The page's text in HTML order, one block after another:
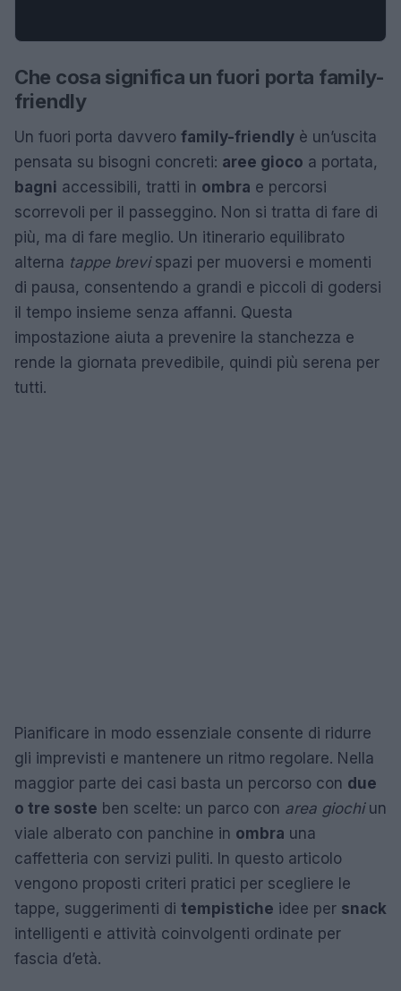
Che cosa significa un fuori porta family-
friendly
Un fuori porta davvero family-friendly è un’uscita
pensata su bisogni concreti: aree gioco a portata,
bagni accessibili, tratti in ombra e percorsi
scorrevoli per il passeggino. Non si tratta di fare di
più, ma di fare meglio. Un itinerario equilibrato
alterna tappe brevispazi per muoversi e momenti
di pausa, consentendo a grandi e piccoli di godersi
il tempo insieme senza affanni. Questa
impostazione aiuta a prevenire la stanchezza e
rende la giornata prevedibile, quindi più serena per
tutti.
Pianificare in modo essenziale consente di ridurre
gli imprevisti e mantenere un ritmo regolare. Nella
maggior parte dei casi basta un percorso con due
o tre soste ben scelte: un parco con area giochiun
viale alberato con panchine in ombra una
caffetteria con servizi puliti. In questo articolo
vengono proposti criteri pratici per scegliere le
tappe, suggerimenti di tempistiche idee per snack
intelligenti e attività coinvolgenti ordinate per
fascia d’età.